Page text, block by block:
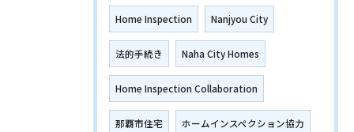
Home Inspection Nanjyou City
法的手続き Naha City Homes
Home Inspection Collaboration
那覇市住宅 ホームインスペクション協力